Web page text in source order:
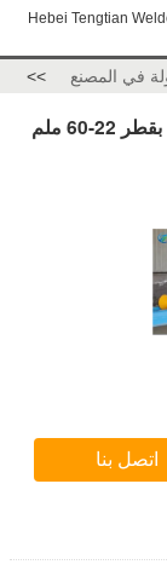
Hebei Tengtian
في المصنع >>
اتصل بنا